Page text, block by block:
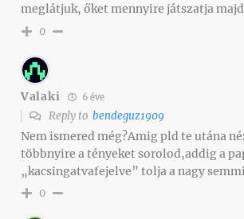
meglátjuk, őket mennyire játszatja
0
Valaki 6 éve
Reply to bendeguz1909
Nem ismered még?Amig pld te utána
többnyire a tényeket sorolod,addig a
„kacsingatvafejelve” tolja a nagy
0